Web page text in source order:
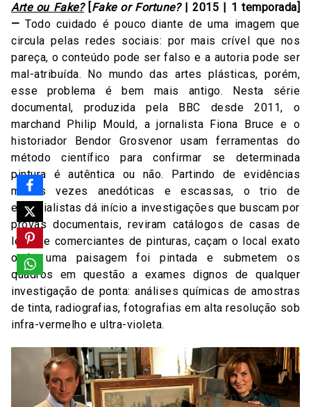
Arte ou Fake?[ Fake or Fortune?| 2015 | 1 temporada]
— Todo cuidado é pouco diante de uma imagem que
circula pelas redes sociais: por mais crível que nos
pareça, o conteúdo pode ser falso e a autoria pode ser
mal-atribuída. No mundo das artes plásticas, porém,
esse problema é bem mais antigo. Nesta série
documental, produzida pela BBC desde 2011, o
marchand Philip Mould, a jornalista Fiona Bruce e o
historiador Bendor Grosvenor usam ferramentas do
método científico para confirmar se determinada
pintura é autêntica ou não. Partindo de evidências
muitas vezes anedóticas e escassas, o trio de
especialistas dá início a investigações que buscam por
provas documentais, reviram catálogos de casas de
leilão e comerciantes de pinturas, caçam o local exato
onde uma paisagem foi pintada e submetem os
quadros em questão a exames dignos de qualquer
investigação de ponta: análises químicas de amostras
de tinta, radiografias, fotografias em alta resolução sob
infra-vermelho e ultra-violeta.